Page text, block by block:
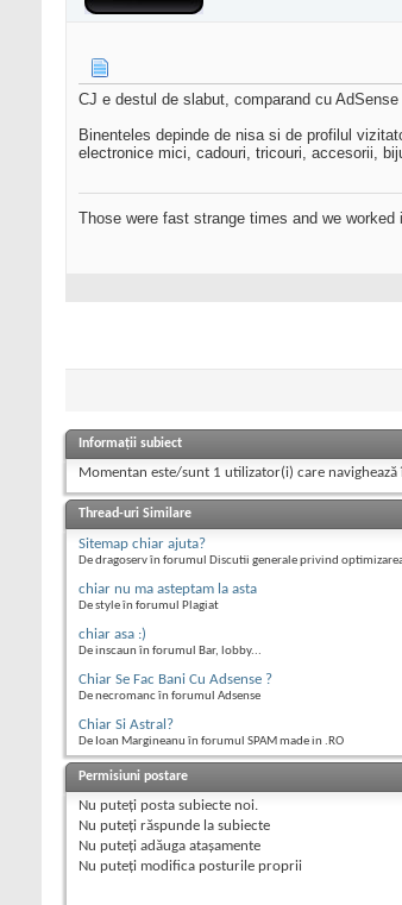
CJ e destul de slabut, comparand cu
Binenteles depinde de nisa si de profilul
electronice mici, cadouri, tricouri, accesorii,
Those were fast strange times and we
Informații subiect
Momentan este/sunt 1 utilizator(i) care navighează
Thread-uri Similare
Sitemap chiar ajuta?
De dragoserv în forumul Discutii generale privind
chiar nu ma asteptam la asta
De style în forumul Plagiat
chiar asa :)
De inscaun în forumul Bar, lobby...
Chiar Se Fac Bani Cu Adsense ?
De necromanc în forumul Adsense
Chiar Si Astral?
De Ioan Margineanu în forumul SPAM made in .RO
Permisiuni postare
Nu puteţi posta subiecte noi.
Nu puteţi răspunde la subiecte
Nu puteţi adăuga ataşamente
Nu puteţi modifica posturile proprii